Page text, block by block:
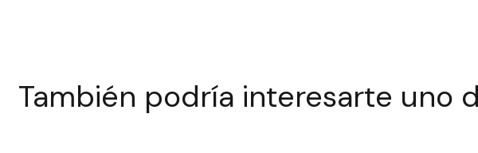
También podría interesarte uno